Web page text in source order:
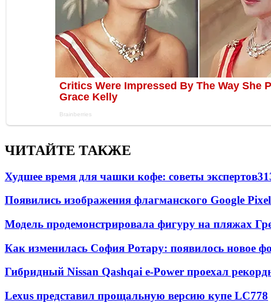
ЧИТАЙТЕ ТАКЖЕ
Худшее время для чашки кофе: советы экспертов
Появились изображения флагманского Google
Модель продемонстрировала фигуру на пляжах
Как изменилась София Ротару: появилось новое
Гибридный Nissan Qashqai e-Power проехал
Lexus представил прощальную версию купе LC778